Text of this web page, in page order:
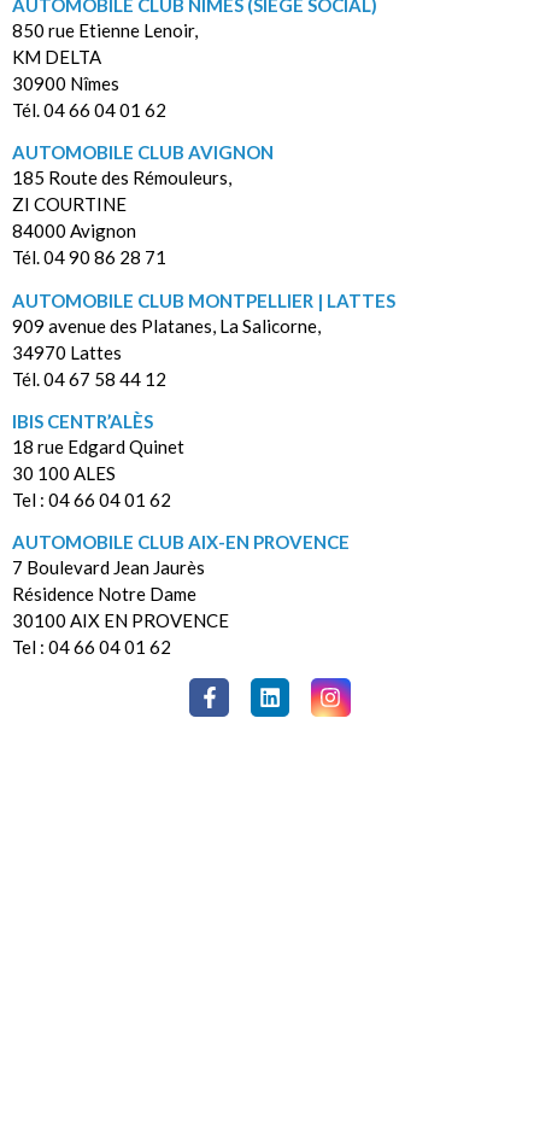
AUTOMOBILE CLUB NÎMES (SIÈGE SOCIAL)
850 rue Etienne Lenoir,
KM DELTA
30900 Nîmes
Tél. 04 66 04 01 62
AUTOMOBILE CLUB AVIGNON
185 Route des Rémouleurs,
ZI COURTINE
84000 Avignon
Tél. 04 90 86 28 71
AUTOMOBILE CLUB MONTPELLIER | LATTES
909 avenue des Platanes, La Salicorne,
34970 Lattes
Tél. 04 67 58 44 12
IBIS CENTR’ALÈS
18 rue Edgard Quinet
30 100 ALES
Tel : 04 66 04 01 62
AUTOMOBILE CLUB AIX-EN PROVENCE
7 Boulevard Jean Jaurès
Résidence Notre Dame
30100 AIX EN PROVENCE
Tel : 04 66 04 01 62